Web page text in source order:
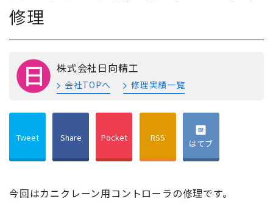
修理
株式会社日向精工
会社TOPへ 修理実績一覧
Tweet Share Pocket RSS はてブ
今回はカニクレーン用コントローラの修理です。